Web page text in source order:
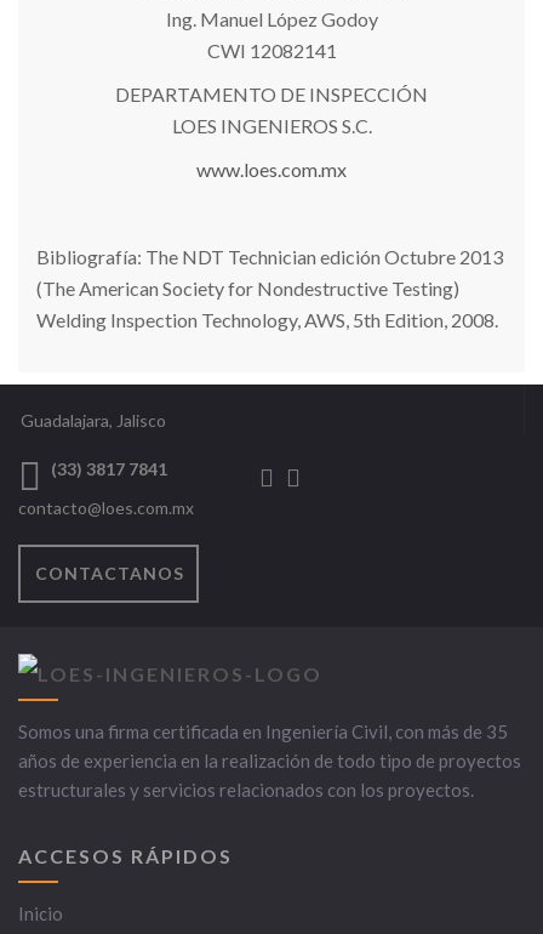
Ing. Manuel López Godoy
CWI 12082141
DEPARTAMENTO DE INSPECCIÓN
LOES INGENIEROS S.C.
www.loes.com.mx
Bibliografía: The NDT Technician edición Octubre 2013
(The American Society for Nondestructive Testing)
Welding Inspection Technology, AWS, 5th Edition, 2008.
Guadalajara, Jalisco
(33) 3817 7841
contacto@loes.com.mx
CONTACTANOS
Somos una firma certificada en Ingeniería Civil, con más de 35
años de experiencia en la realización de todo tipo de proyectos
estructurales y servicios relacionados con los proyectos.
ACCESOS RÁPIDOS
Inicio